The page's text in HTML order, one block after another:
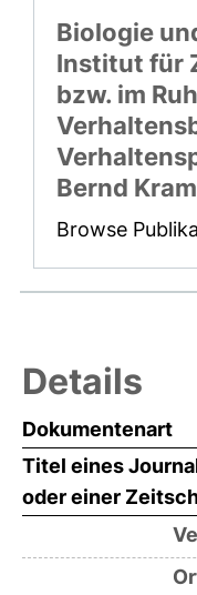
Biologie
Institut für
bzw. im
Bernd
Browse
Details
Dokumentenart
Titel eines
oder einer